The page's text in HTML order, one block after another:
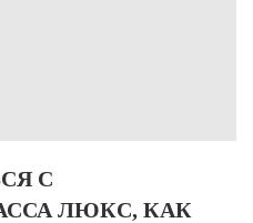
С
ЛЮКС, КАК